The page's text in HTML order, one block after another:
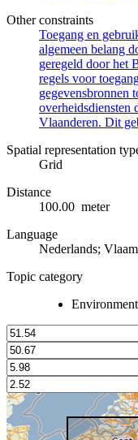
Other constraints
Toegang en
algemeen belang
geregeld door het
regels voor
gegevensbronnen
overheidsdiensten
Vlaanderen. Dit
Spatial representation
Grid
Distance
100.00 meter
Language
Nederlands;
Topic category
Environment